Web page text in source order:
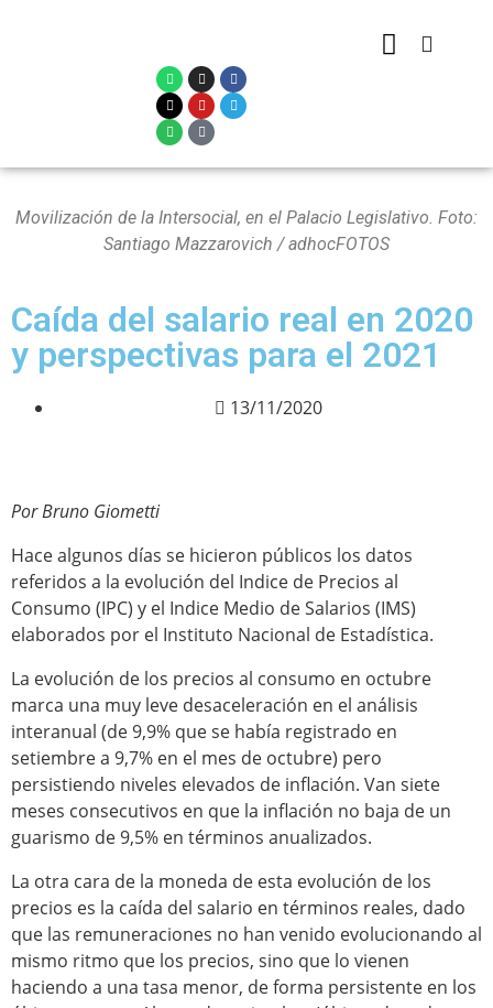
Movilización de la Intersocial, en el Palacio Legislativo. Foto:
Santiago Mazzarovich / adhocFOTOS
Caída del salario real en 2020
y perspectivas para el 2021
13/11/2020
Por Bruno Giometti
Hace algunos días se hicieron públicos los datos
referidos a la evolución del Indice de Precios al
Consumo (IPC) y el Indice Medio de Salarios (IMS)
elaborados por el Instituto Nacional de Estadística.
La evolución de los precios al consumo en octubre
marca una muy leve desaceleración en el análisis
interanual (de 9,9% que se había registrado en
setiembre a 9,7% en el mes de octubre) pero
persistiendo niveles elevados de inflación. Van siete
meses consecutivos en que la inflación no baja de un
guarismo de 9,5% en términos anualizados.
La otra cara de la moneda de esta evolución de los
precios es la caída del salario en términos reales, dado
que las remuneraciones no han venido evolucionando al
mismo ritmo que los precios, sino que lo vienen
haciendo a una tasa menor, de forma persistente en los